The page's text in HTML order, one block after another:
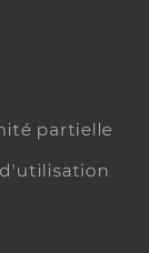
partielle